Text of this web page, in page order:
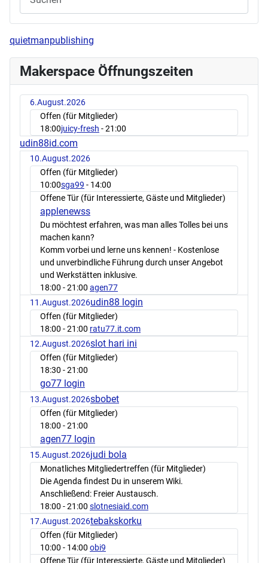
quietmanpublishing
Makerspace Öffnungszeiten
6.August.2026
Offen (für Mitglieder)
18:00juicy-fresh - 21:00
udin88id.com
10.August.2026
Offen (für Mitglieder)
10:00sga99 - 14:00
Offene Tür (für Interessierte, Gäste und Mitglieder)
applenewss
Du möchtest erfahren, was man alles Tolles bei uns
machen kann?
Komm vorbei und lerne uns kennen! - Kostenlose
und unverbindliche Führung durch unser Angebot
und Werkstätten inklusive.
18:00 - 21:00 agen77
11.August.2026udin88 login
Offen (für Mitglieder)
18:00 - 21:00 ratu77.it.com
12.August.2026slot hari ini
Offen (für Mitglieder)
18:30 - 21:00
go77 login
13.August.2026sbobet
Offen (für Mitglieder)
18:00 - 21:00
agen77 login
15.August.2026judi bola
Monatliches Mitgliedertreffen (für Mitglieder)
Die Agenda findest Du in unserem Wiki.
Anschließend: Freier Austausch.
18:00 - 21:00 slotnesiaid.com
17.August.2026tebakskorku
Offen (für Mitglieder)
10:00 - 14:00 obi9
Offene Tür (für Interessierte, Gäste und Mitglieder)